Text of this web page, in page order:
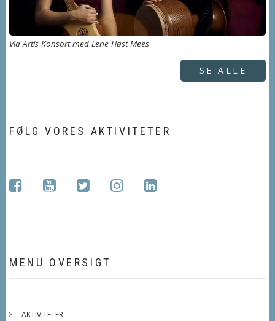
Via Artis Konsort med Lene Høst Mees
SE ALLE
FØLG VORES AKTIVITETER
facebookyoutubetwitterinstagramlinkedin
MENU OVERSIGT
AKTIVITETER